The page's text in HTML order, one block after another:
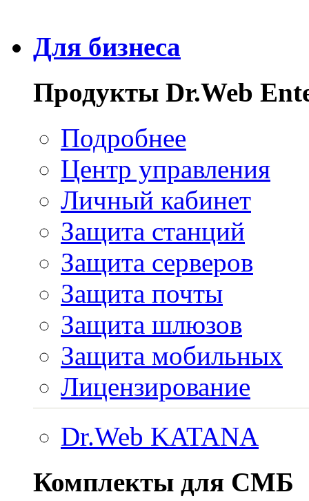
Для бизнеса
Продукты Dr.Web
Подробнее
Центр управления
Личный кабинет
Защита станций
Защита серверов
Защита почты
Защита шлюзов
Защита мобильных
Лицензирование
Dr.Web KATANA
Комплекты для СМБ